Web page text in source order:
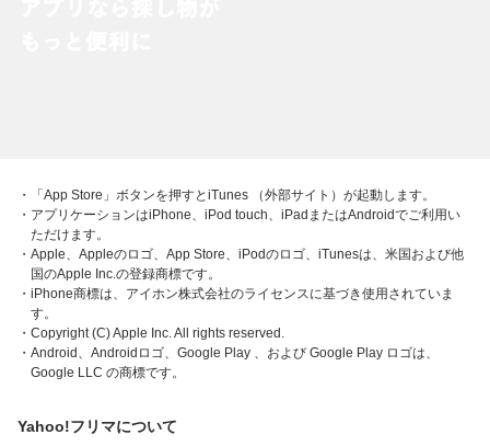
・「App Store」ボタンを押すとiTunes （外部サイト）が起動します。
・アプリケーションはiPhone、iPod touch、iPadまたはAndroidでご利用い
ただけます。
・Apple、Appleのロゴ、App Store、iPodのロゴ、iTunesは、米国および他
国のApple Inc.の登録商標です。
・iPhone商標は、アイホン株式会社のライセンスに基づき使用されていま
す。
・Copyright (C) Apple Inc. All rights reserved.
・Android、Androidロゴ、Google Play 、および Google Play ロゴは、
Google LLC の商標です。
Yahoo!フリマについて